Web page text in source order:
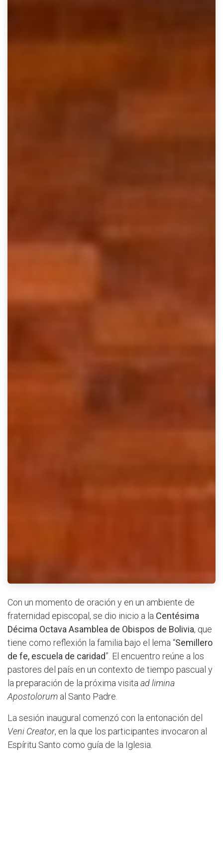
Con un momento de oración y en un ambiente de
fraternidad episcopal, se dio inicio a la Centésima
Décima Octava Asamblea de Obispos de Bolivia, que
tiene como reflexión la familia bajo el lema “Semillero
de fe, escuela de caridad”. El encuentro reúne a los
pastores del país en un contexto de tiempo pascual y
la preparación de la próxima visita ad limina
Apostolorum al Santo Padre.
La sesión inaugural comenzó con la entonación del
Veni Creator, en la que los participantes invocaron al
Espíritu Santo como guía de la Iglesia.